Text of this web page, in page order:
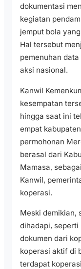
dokumentasi
kegiatan
jemput bola
Hal tersebut
pemenuhan
aksi nasional.
Kanwil
kesempatan
hingga saat ini
empat
permohonan
berasal dari
Mamasa,
Kanwil,
koperasi.
Meski demikian,
dihadapi, seperti
dokumen dari
koperasi aktif di
terdapat